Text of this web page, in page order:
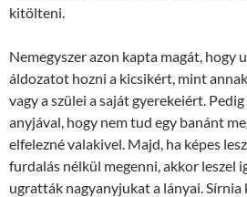
kitölteni.
Nemegyszer azon kapta magát, hogy
áldozatot hozni a kicsikért, mint
vagy a szülei a saját gyerekeiért.
anyjával, hogy nem tud egy banánt
elfelezné valakivel. Majd, ha képes
furdalás nélkül megenni, akkor leszel
ugratták nagyanyjukat a lányai.